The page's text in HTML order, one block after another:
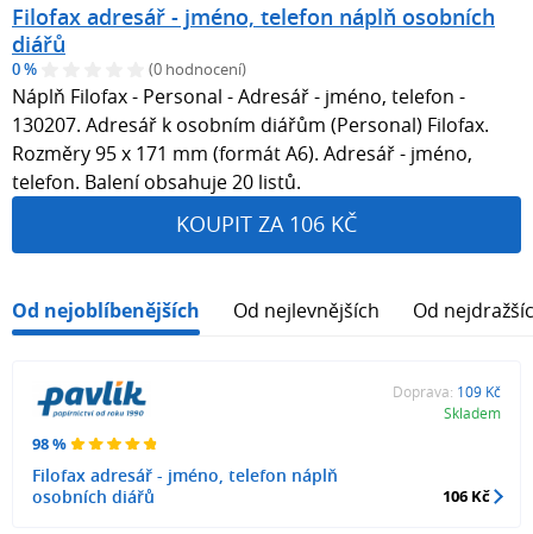
Filofax adresář - jméno, telefon náplň osobních
diářů
0 % (0 hodnocení)
Náplň Filofax - Personal - Adresář - jméno, telefon -
130207. Adresář k osobním diářům (Personal) Filofax.
Rozměry 95 x 171 mm (formát A6). Adresář - jméno,
telefon. Balení obsahuje 20 listů.
KOUPIT ZA 106 KČ
Od nejoblíbenějších Od nejlevnějších Od
98 %
Filofax adresář - jméno, telefon náplň
osobních diářů
Doprava: 109 Kč
Skladem
106 Kč